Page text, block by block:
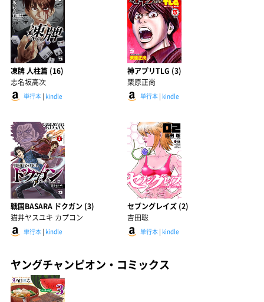
凍牌 人柱篇 (16)
志名坂高次
単行本 | kindle
神アプリTLG (3)
栗原正尚
単行本| kindle
戦国BASARA ドクガン (3)
猫井ヤスユキ カプコン
単行本 | kindle
セブングレイズ (2)
吉田聡
単行本| kindle
ヤングチャンピオン・コミックス